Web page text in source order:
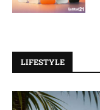
LIFESTYLE